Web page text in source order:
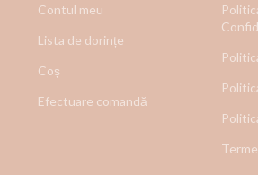
Contul meu
Lista de dorințe
Coș
Efectuare comandă